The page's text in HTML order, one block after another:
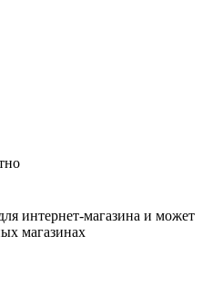
интернет-магазина и может
магазинах